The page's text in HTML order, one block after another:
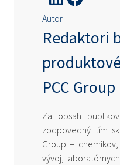
Autor
Redaktori
PCC Group
Za obsah
zodpovedný tím
Group –
vývoj,